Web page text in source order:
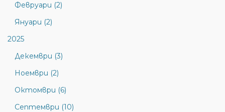
Февруари (2)
Януари (2)
2025
Декември (3)
Ноември (2)
Октомври (6)
Септември (10)